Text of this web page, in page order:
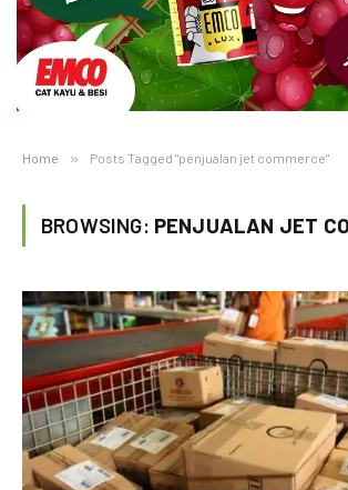
Home » Posts Tagged "penjualan jet commerce"
BROWSING: PENJUALAN JET